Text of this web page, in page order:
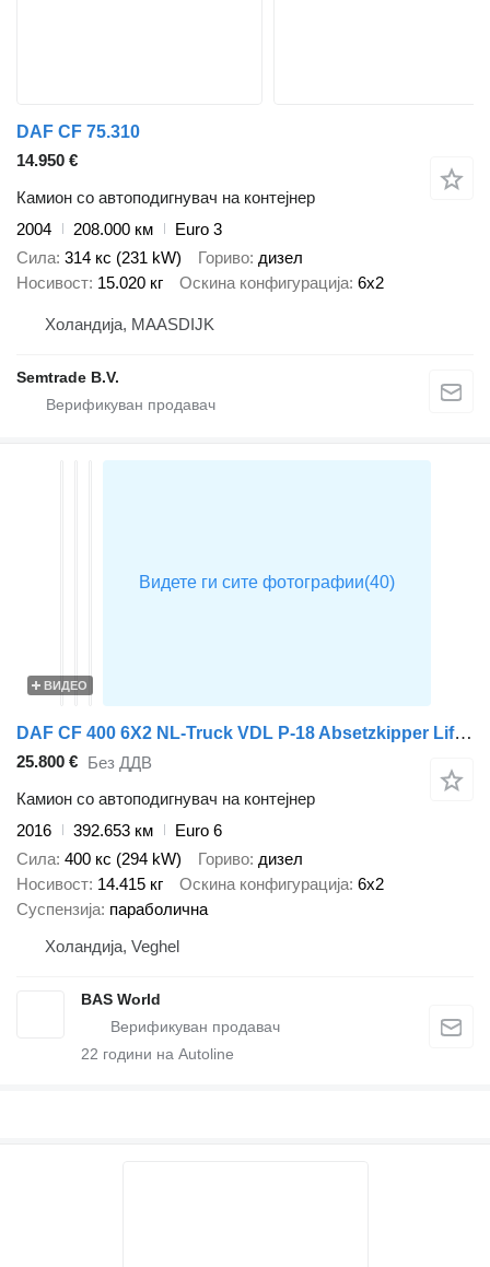
DAF CF 75.310
14.950 €
Камион со автоподигнувач на контејнер
2004
208.000 км
Euro 3
Сила 314 кс (231 kW) Гориво дизел
Носивост 15.020 кг Оскина конфигурација 6x2
Холандија, MAASDIJK
Semtrade B.V.
ВИДЕО
DAF CF 400 6X2 NL-Truck VDL P-18 Absetzkipper Lift-Asche Automatic E
25.800 € Без ДДВ
Камион со автоподигнувач на контејнер
2016
392.653 км
Euro 6
Сила 400 кс (294 kW) Гориво дизел
Носивост 14.415 кг Оскина конфигурација 6x2
Суспензија параболична
Холандија, Veghel
BAS World
22 години на Autoline